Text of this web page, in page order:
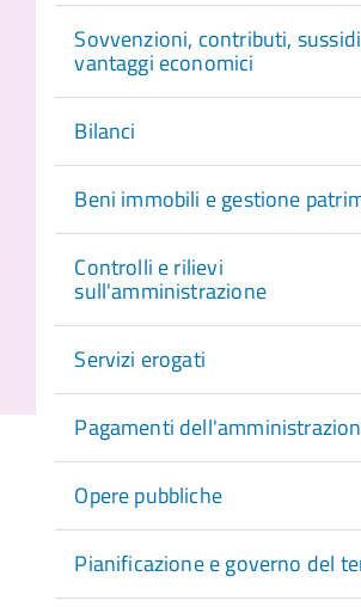
Sovvenzioni, contributi,
vantaggi economici
Bilanci
Beni immobili e gestione
Controlli e rilievi
sull'amministrazione
Servizi erogati
Pagamenti
Opere pubbliche
Pianificazione e governo del